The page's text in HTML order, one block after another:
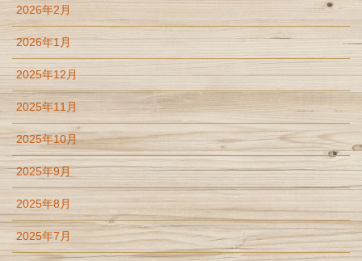
2026年2月
2026年1月
2025年12月
2025年11月
2025年10月
2025年9月
2025年8月
2025年7月